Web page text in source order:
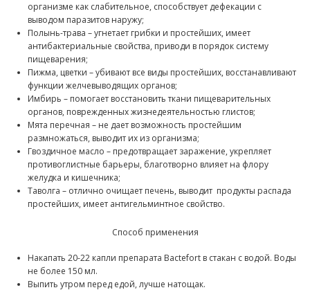
организме как слабительное, способствует дефекации с
выводом паразитов наружу;
Полынь-трава – угнетает грибки и простейших, имеет
антибактериальные свойства, приводи в порядок систему
пищеварения;
Пижма, цветки – убивают все виды простейших, восстанавливают
функции желчевыводящих органов;
Имбирь – помогает восстановить ткани пищеварительных
органов, поврежденных жизнедеятельностью глистов;
Мята перечная – не дает возможность простейшим
размножаться, выводит их из организма;
Гвоздичное масло – предотвращает заражение, укрепляет
противоглистные барьеры, благотворно влияет на флору
желудка и кишечника;
Таволга – отлично очищает печень, выводит продукты распада
простейших, имеет антигельминтное свойство.
Способ применения
Накапать 20-22 капли препарата Bactefort в стакан с водой. Воды
не более 150 мл.
Выпить утром перед едой, лучше натощак.